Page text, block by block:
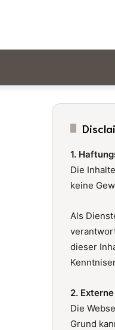
1.
Die
keine
Als
dieser
2.
Die
Grund